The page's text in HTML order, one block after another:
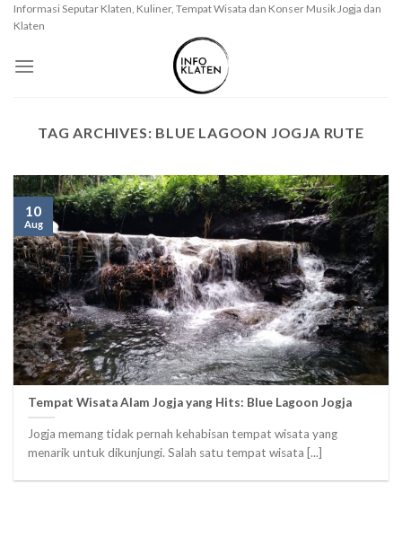
SkipInformasi Seputar Klaten, Kuliner, Tempat Wisata dan Konser Musik Jogja dan
Klaten
TAG ARCHIVES: BLUE LAGOON JOGJA RUTE
Tempat Wisata Alam Jogja yang Hits: Blue Lagoon Jogja
Jogja memang tidak pernah kehabisan tempat wisata yang
menarik untuk dikunjungi. Salah satu tempat wisata [...]
10
Aug